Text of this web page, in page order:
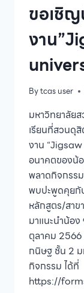
ขอเชิ
งาน
Bytcas user
มหาวิทยาลัย
เรียนที่สวนดุสิ
งาน
อนาคตของน้
พลาดกิจกรรม
พบปะพูดคุยกั
หลักสูตร/สาข
มาแนะนำน้อ
ตุลาคม 2566
กนิษฐ ชั้น 2 ม
กิจกรรม ได้ที่
https://